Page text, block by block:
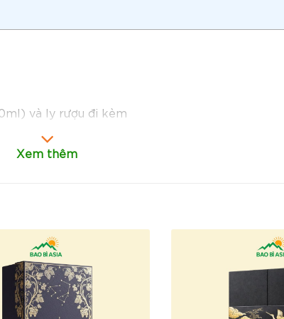
và ly rượu đi kèm
tùy chỉnh theo yêu cầu
cán màng bóng bảo vệ bề mặt
trọng và nổi bật
yêu cầu
Xem thêm